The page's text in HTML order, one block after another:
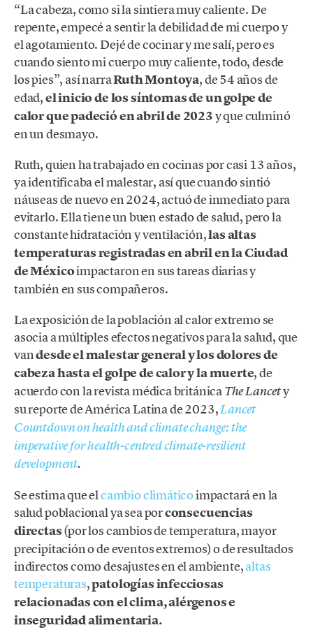
“La cabeza, como si la sintiera muy caliente. De
repente, empecé a sentir la debilidad de mi cuerpo y
el agotamiento. Dejé de cocinar y me salí, pero es
cuando siento mi cuerpo muy caliente, todo, desde
los pies”, así narraRuth Montoya, de 54 años de
edad,el inicio de los síntomas de un golpe de
calor que padeció en abril de 2023y que culminó
en un desmayo.
Ruth, quien ha trabajado en cocinas por casi 13 años,
ya identificaba el malestar, así que cuando sintió
náuseas de nuevo en 2024, actuó de inmediato para
evitarlo. Ella tiene un buen estado de salud, pero la
constante hidratación y ventilación,las altas
temperaturas registradas en abril en la Ciudad
de Méxicoimpactaron en sus tareas diarias y
también en sus compañeros.
La exposición de la población al calor extremo se
asocia a múltiples efectos negativos para la salud, que
vandesde el malestar general y los dolores de
cabeza hasta el golpe de calor y la muerte, de
acuerdo con la revista médica británicaThe Lancety
su reporte de América Latina de 2023,Lancet
Countdown on health and climate change: the
imperative for health-centred climate-resilient
development.
Se estima que elcambio climáticoimpactará en la
salud poblacional ya sea porconsecuencias
directas(por los cambios de temperatura, mayor
precipitación o de eventos extremos) o de resultados
indirectos como desajustes en el ambiente,altas
temperaturas,patologías infecciosas
relacionadas con el clima, alérgenos e
inseguridad alimentaria.